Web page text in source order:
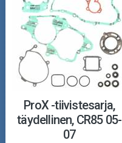
ProX -tiivistesarja,
täydellinen, CR85 05-
07